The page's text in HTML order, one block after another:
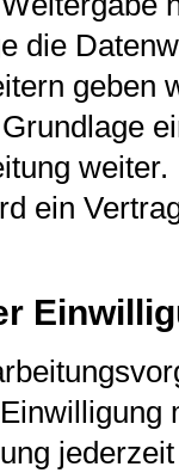
die
geben
ein